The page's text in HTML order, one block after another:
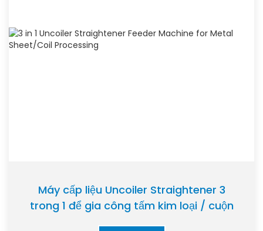
Máy cấp liệu Uncoiler Straightener 3
trong 1 để gia công tấm kim loại / cuộn